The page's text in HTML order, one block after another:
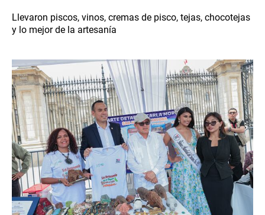
Llevaron piscos, vinos, cremas de pisco, tejas, chocotejas
y lo mejor de la artesanía